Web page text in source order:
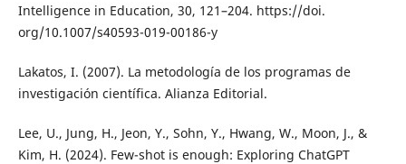
Intelligence in Education, 30, 121–204. https://doi.
org/10.1007/s40593-019-00186-y
Lakatos, I. (2007). La metodología de los programas de
investigación científica. Alianza Editorial.
Lee, U., Jung, H., Jeon, Y., Sohn, Y., Hwang, W., Moon, J., &
Kim, H. (2024). Few-shot is enough: Exploring ChatGPT